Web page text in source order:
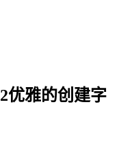
优雅的创建字